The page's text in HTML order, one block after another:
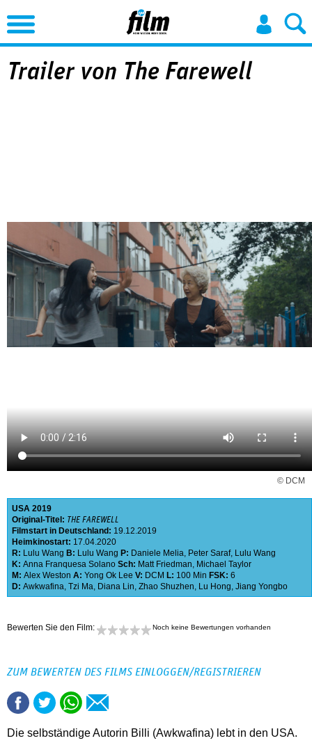
Jump to Navigation
Trailer von The Farewell
© DCM
USA 2019
Original-Titel: THE FAREWELL
Filmstart in Deutschland: 19.12.2019
Heimkinostart: 17.04.2020
R: Lulu Wang B: Lulu Wang P: Daniele Melia, Peter Saraf, Lulu Wang
K: Anna Franquesa Solano Sch: Matt Friedman, Michael Taylor
M: Alex Weston A: Yong Ok Lee V: DCM L: 100 Min FSK: 6
D: Awkwafina, Tzi Ma, Diana Lin, Zhao Shuzhen, Lu Hong, Jiang Yongbo
Bewerten Sie den Film: Noch keine Bewertungen vorhanden
ZUM BEWERTEN DES FILMS EINLOGGEN/REGISTRIEREN
Die selbständige Autorin Billi (Awkwafina) lebt in den USA.